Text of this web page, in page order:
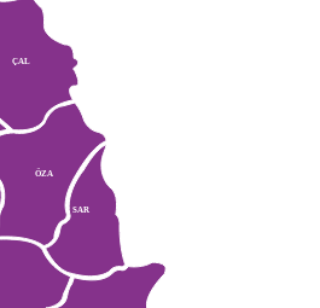
SAR
ÖZA
ÇAL